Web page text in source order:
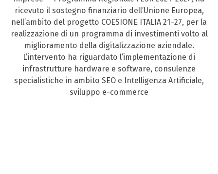
ricevuto il sostegno finanziario dell’Unione Europea,
nell’ambito del progetto COESIONE ITALIA 21–27, per la
realizzazione di un programma di investimenti volto al
miglioramento della digitalizzazione aziendale.
L’intervento ha riguardato l’implementazione di
infrastrutture hardware e software, consulenze
specialistiche in ambito SEO e Intelligenza Artificiale,
sviluppo e-commerce